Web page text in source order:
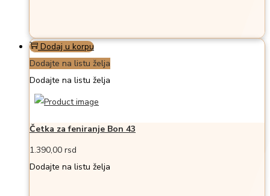
Dodaj u korpu
Dodajte na listu želja
Dodajte na listu želja
Četka za feniranje Bon 43
1.390,00 rsd
Dodajte na listu želja